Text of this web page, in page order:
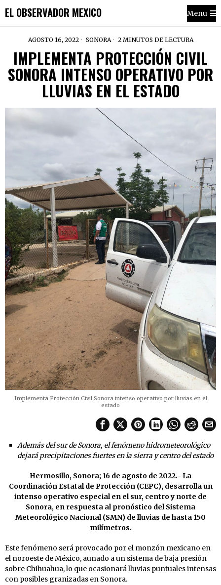
EL OBSERVADOR MEXICO Menu
AGOSTO 16, 2022 SONORA 2 MINUTOS DE LECTURA
IMPLEMENTA PROTECCIÓN CIVIL
SONORA INTENSO OPERATIVO POR
LLUVIAS EN EL ESTADO
Implementa Protección Civil Sonora intenso operativo por lluvias en el
estado
Además del sur de Sonora, el fenómeno hidrometeorológico
dejará precipitaciones fuertes en la sierra y centro del estado
Hermosillo, Sonora; 16 de agosto de 2022.- La
Coordinación Estatal de Protección (CEPC), desarrolla un
intenso operativo especial en el sur, centro y norte de
Sonora, en respuesta al pronóstico del Sistema
Meteorológico Nacional (SMN) de lluvias de hasta 150
milímetros.
Este fenómeno será provocado por el monzón mexicano en
el noroeste de México, aunado a un sistema de baja presión
sobre Chihuahua, lo que ocasionará lluvias puntuales intensas
con posibles granizadas en Sonora.